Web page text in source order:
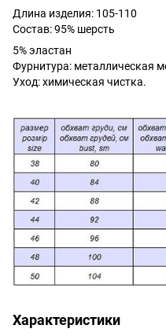
Длина изделия: 105-110
Состав: 95% шерсть
5% эластан
Фурнитура: металлическая
Уход: химическая чистка.
Характеристики